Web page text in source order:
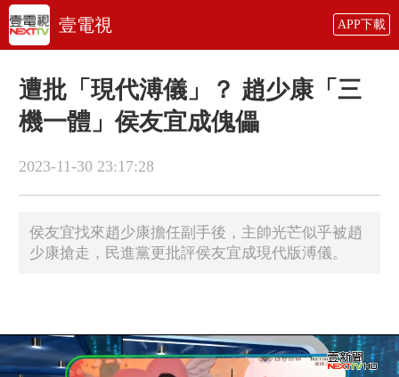
壹電視 APP下載
遭批「現代溥儀」？ 趙少康「三
機一體」侯友宜成傀儡
2023-11-30 23:17:28
侯友宜找來趙少康擔任副手後，主帥光芒似乎被趙
少康搶走，民進黨更批評侯友宜成現代版溥儀。